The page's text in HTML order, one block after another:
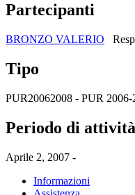
Partecipanti
BRONZO VALERIO
Tipo
PUR20062008 - PUR 2006-
Periodo di attività
Aprile 2, 2007 -
Informazioni